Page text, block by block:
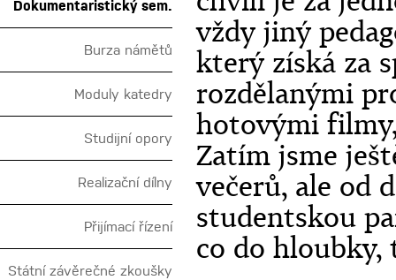
Dokumentaristický sem.
Burza námětů
Moduly katedry
Studijní opory
Realizační dílny
Přijímací řízení
Státní závěrečné zkoušky
vždy jiný
který získá za
rozdělanými
hotovými
Zatím jsme
večerů, ale od
studentskou
co do hloubky,